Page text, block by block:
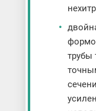
трубы